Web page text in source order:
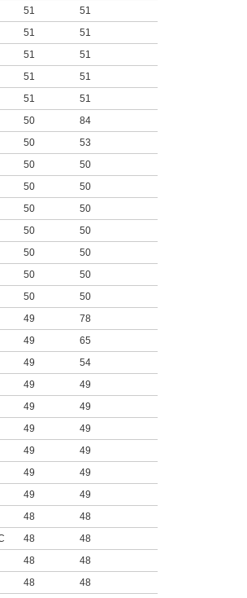
51
51
51
51
51
51
51
51
51
51
50
84
50
53
50
50
50
50
50
50
50
50
50
50
50
50
50
50
49
78
49
65
49
54
49
49
49
49
49
49
49
49
49
49
49
49
48
48
48
48
48
48
48
48